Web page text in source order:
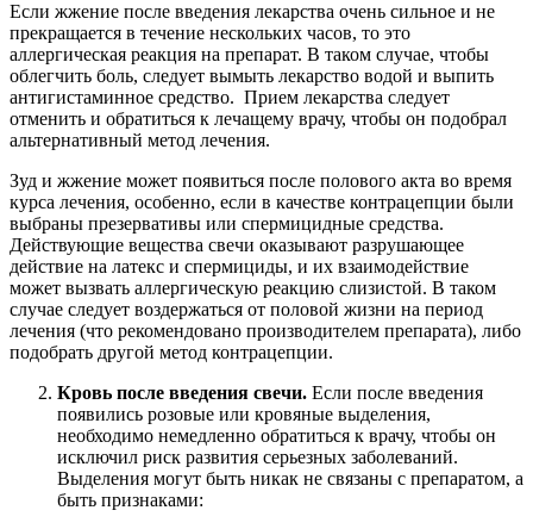
Если жжение после введения лекарства очень сильное и не
прекращается в течение нескольких часов, то это
аллергическая реакция на препарат. В таком случае, чтобы
облегчить боль, следует вымыть лекарство водой и выпить
антигистаминное средство. Прием лекарства следует
отменить и обратиться к лечащему врачу, чтобы он подобрал
альтернативный метод лечения.
Зуд и жжение может появиться после полового акта во время
курса лечения, особенно, если в качестве контрацепции были
выбраны презервативы или спермицидные средства.
Действующие вещества свечи оказывают разрушающее
действие на латекс и спермициды, и их взаимодействие
может вызвать аллергическую реакцию слизистой. В таком
случае следует воздержаться от половой жизни на период
лечения (что рекомендовано производителем препарата), либо
подобрать другой метод контрацепции.
Кровь после введения свечи. Если после введения
появились розовые или кровяные выделения,
необходимо немедленно обратиться к врачу, чтобы он
исключил риск развития серьезных заболеваний.
Выделения могут быть никак не связаны с препаратом, а
быть признаками: